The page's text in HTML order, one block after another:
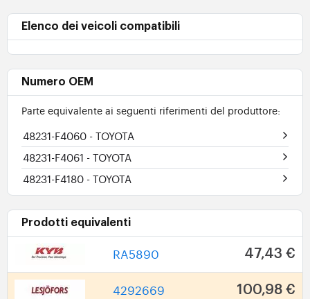
Elenco dei veicoli compatibili
Numero OEM
Parte equivalente ai seguenti riferimenti del produttore:
48231-F4060 - TOYOTA
48231-F4061 - TOYOTA
48231-F4180 - TOYOTA
Prodotti equivalenti
RA5890 47,43 €
4292669 100,98 €